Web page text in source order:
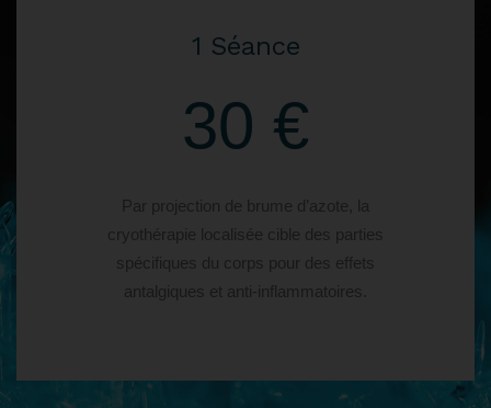
1 Séance
30 €
Par projection de brume d’azote, la
cryothérapie localisée cible des parties
spécifiques du corps pour des effets
antalgiques et anti-inflammatoires.